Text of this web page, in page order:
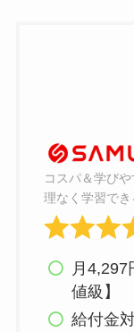
コスパ＆学び
理なく学習でき
月4,297
値級】
給付金